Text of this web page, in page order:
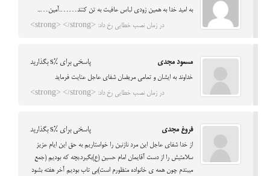
به امید خدا به همین زودی لباس عافیت به تن کنند…….آمین…..
در زمان نصب خطایی رخ داد: <strong> </strong>
مسعود مجدی پاسخی برای %s بگذارید
خداوند به ایشان و تمامی مریضان شفای عاجل عنایت فرماید
در زمان نصب خطایی رخ داد: <strong> </strong>
فروغ مجدی پاسخی برای %s بگذارید
از خدا شفای عاجل این مرد نازنین را خواستاریم به حق این ایام عزیز
سلامتیش را از دست آقایمان امام حسین (ع)بگیرد.بچه که بودیم (جمع
میبندم چون همه ی خانواده منظورم است)بی تاب بودیم آخر هفته بشود